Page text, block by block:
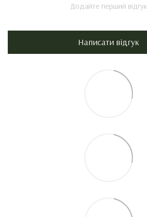
Додайте перший відгук
Написати відгук